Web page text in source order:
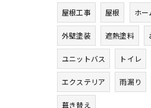
屋根工事 屋根 ホー
外壁塗装 遮熱塗料
ユニットバス トイレ
エクステリア 雨漏り
葺き替え